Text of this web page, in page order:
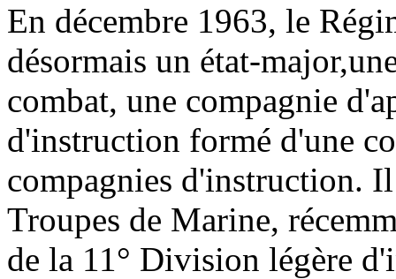
En décembre 1963, le
désormais un état-
combat, une compagnie
d'instruction formé d'une
compagnies d'instruction.
Troupes de Marine,
de la 11° Division légère